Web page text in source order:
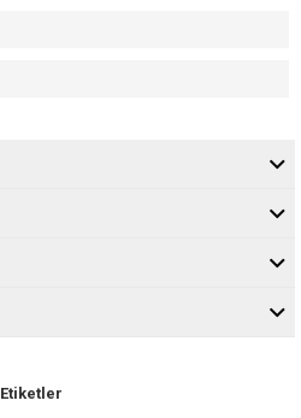
Etiketler